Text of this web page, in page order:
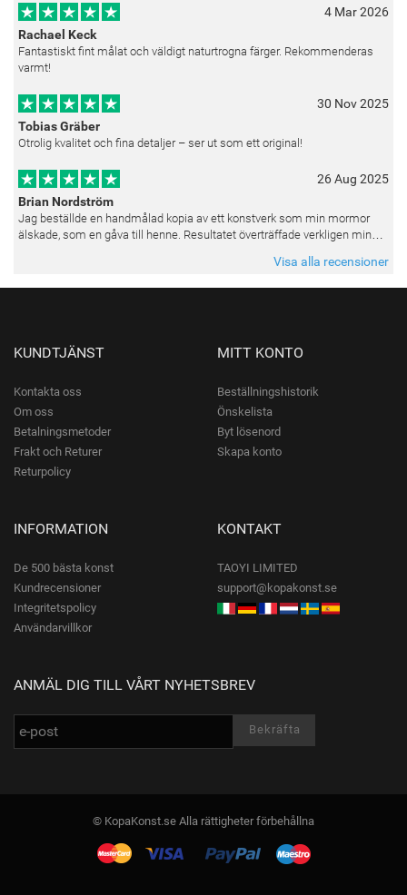
4 Mar 2026
Rachael Keck
Fantastiskt fint målat och väldigt naturtrogna färger. Rekommenderas
varmt!
30 Nov 2025
Tobias Gräber
Otrolig kvalitet och fina detaljer – ser ut som ett original!
26 Aug 2025
Brian Nordström
Jag beställde en handmålad kopia av ett konstverk som min mormor
älskade, som en gåva till henne. Resultatet överträffade verkligen mina
Visa alla recensioner
KUNDTJÄNST
Kontakta oss
Om oss
Betalningsmetoder
Frakt och Returer
Returpolicy
MITT KONTO
Beställningshistorik
Önskelista
Byt lösenord
Skapa konto
INFORMATION
De 500 bästa konst
Kundrecensioner
Integritetspolicy
Användarvillkor
KONTAKT
TAOYI LIMITED
support@kopakonst.se
ANMÄL DIG TILL VÅRT NYHETSBREV
© KopaKonst.se Alla rättigheter förbehållna